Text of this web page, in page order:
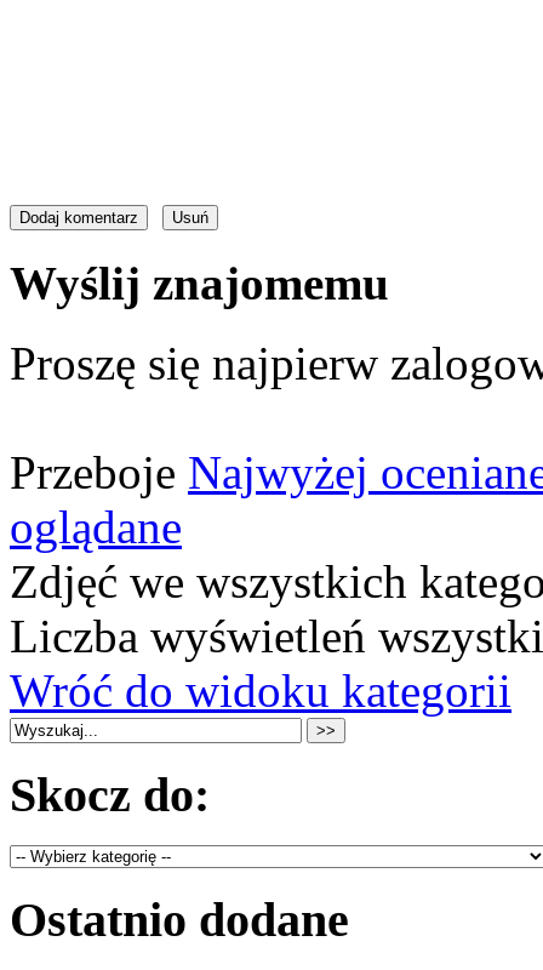
Wyślij znajomemu
Proszę się najpierw
Przeboje Najwyżej
oglądane
Zdjęć we wszystkich
Liczba wyświetleń
Wróć do widoku kategorii
Skocz do:
Ostatnio dodane